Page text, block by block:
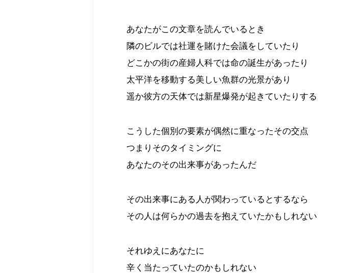
あなたがこの文章を読んでいるとき
隣のビルでは社運を賭けた会議をしていたり
どこかの街の産婦人科では命の誕生があったり
太平洋を移動する美しい魚群の光景があり
遥か彼方の天体では新星爆発が起きていたりする
こうした個別の要素が偶然に重なったその交点
つまりそのタイミングに
あなたのその出来事があったんだ
その出来事にある人が関わっているとするなら
その人は何らかの過去を抱えていたかもしれない
それゆえにあなたに
辛く当たっていたのかもしれない